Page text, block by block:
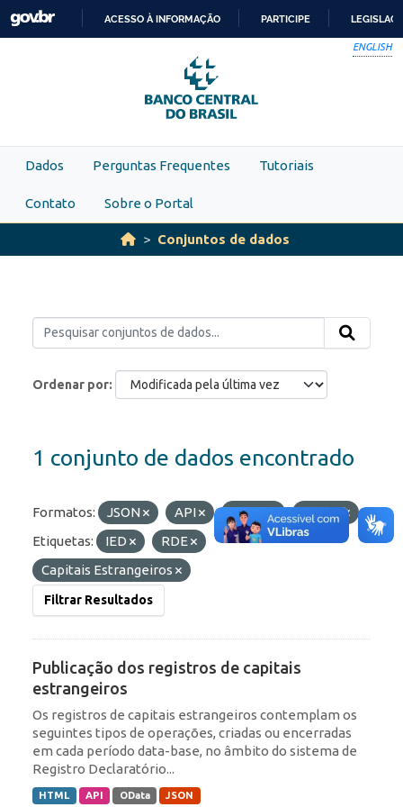
Skip to main content
PARA
O
CONTEÚDO
ACESSO À INFORMAÇÃO PARTICIPE
ENGLISH
Dados Perguntas Frequentes Tutoriais
Contato Sobre o Portal
Conjuntos de dados
Ordenar por
1 conjunto de dados encontrado
Formatos: JSON API HTML
OData
Etiquetas:
IED
RDE
Capitais Estrangeiros
Filtrar Resultados
Publicação dos registros de capitais
estrangeiros
Os registros de capitais estrangeiros contemplam os
seguintes tipos de operações, criadas ou encerradas
em cada período data-base, no âmbito do sistema de
Registro Declaratório...
HTML API OData JSON